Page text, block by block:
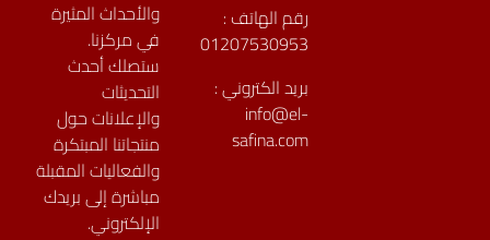
رقم الهاتف :
01207530953
بريد الكتروني :
info@el-
safina.com
والأحداث المثيرة
في مركزنا.
ستصلك أحدث
التحديثات
والإعلانات حول
منتجاتنا المبتكرة
والفعاليات المقبلة
مباشرة إلى بريدك
الإلكتروني.